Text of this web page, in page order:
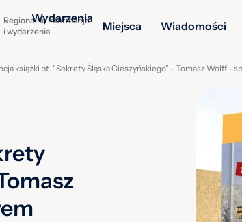
Regionalne informacje
i wydarzenia
Wydarzenia
Miejsca Wiadomości
książki pt. "Sekrety Śląska Cieszyńskiego" - Tomasz Wolff -